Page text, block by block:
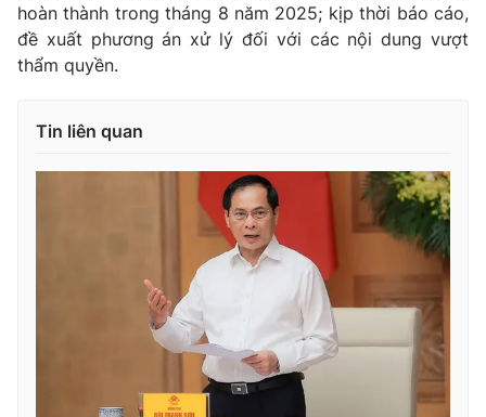
hoàn thành trong tháng 8 năm 2025; kịp thời báo cáo,
đề xuất phương án xử lý đối với các nội dung vượt
thẩm quyền.
Tin liên quan